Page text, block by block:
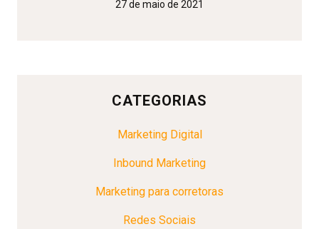
27 de maio de 2021
CATEGORIAS
Marketing Digital
Inbound Marketing
Marketing para corretoras
Redes Sociais